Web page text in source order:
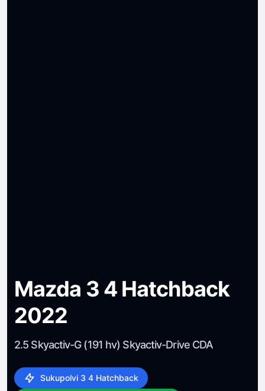
Mazda 3 4 Hatchback
2022
2.5 Skyactiv-G (191 hv) Skyactiv-Drive CDA
Sukupolvi 3 4 Hatchback